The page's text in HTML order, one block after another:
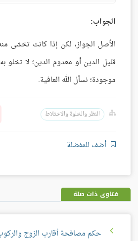
الجواب:
الأصل الجواز، لكن إذا كانت تخشى
قليل الدين أو معدوم الدين؛ لا تخلو
موجودة؛ نسأل الله العافية.
النظر والخلوة والاختلاط
أضف للمفضلة
فتاوى ذات صلة
حكم مصافحة أقارب الزوج